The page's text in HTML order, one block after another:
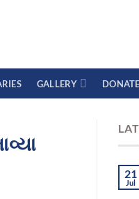
GALLERY
21
Jul